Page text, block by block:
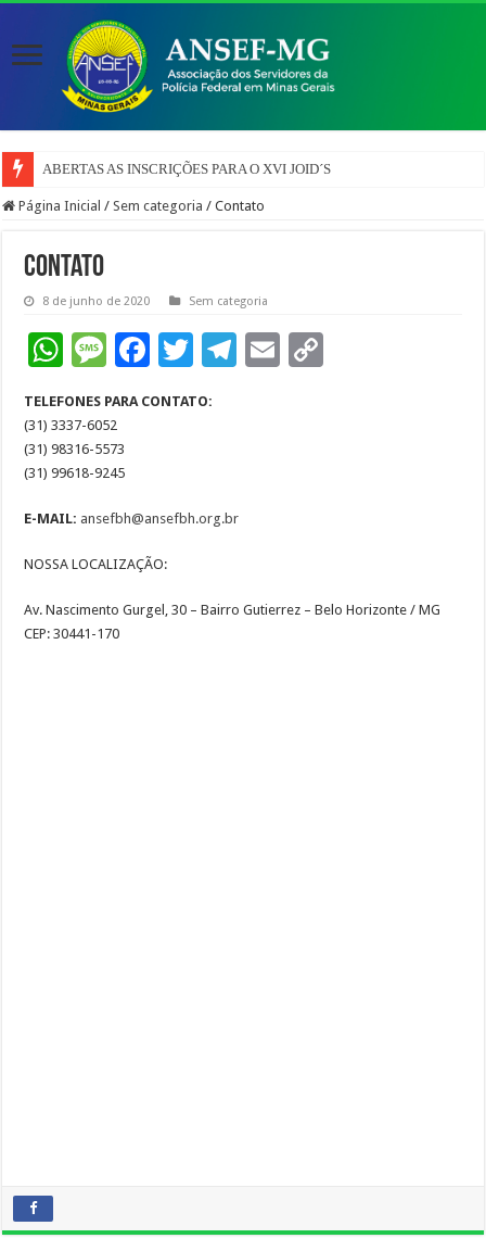
ABERTAS AS INSCRIÇÕES PARA O XVI JOID´S
Página Inicial / Sem categoria / Contato
Contato
8 de junho de 2020 Sem categoria
W
at
sA
p
p
M
sa
g
e
F
e
o
k
T
tt
T
m
E
TELEFONES PARA CONTATO:
(31) 3337-6052
(31) 98316-5573
(31) 99618-9245
E-MAIL: ansefbh@ansefbh.org.br
NOSSA LOCALIZAÇÃO:
Av. Nascimento Gurgel, 30 – Bairro Gutierrez – Belo Horizonte / MG
CEP: 30441-170